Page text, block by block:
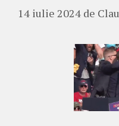
14 iulie 2024 de